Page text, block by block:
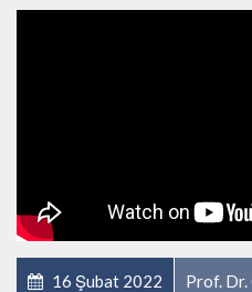
16 Şubat 2022 Prof. Dr.